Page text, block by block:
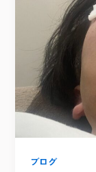
ブログ